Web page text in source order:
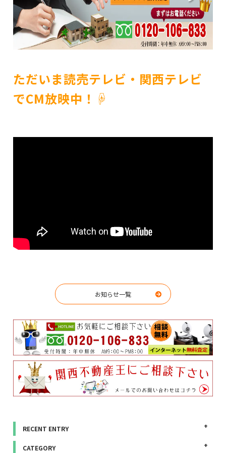
ただいま読売テレビ・関西テレビ
でCM放映中！☟
お知らせ一覧
RECENT ENTRY
CATEGORY